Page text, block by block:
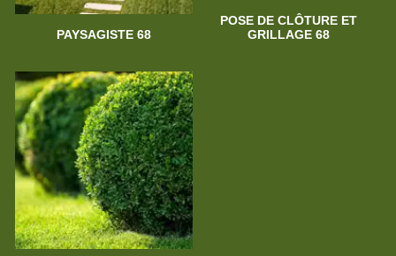
PAYSAGISTE 68
POSE DE CLÔTURE ET
GRILLAGE 68